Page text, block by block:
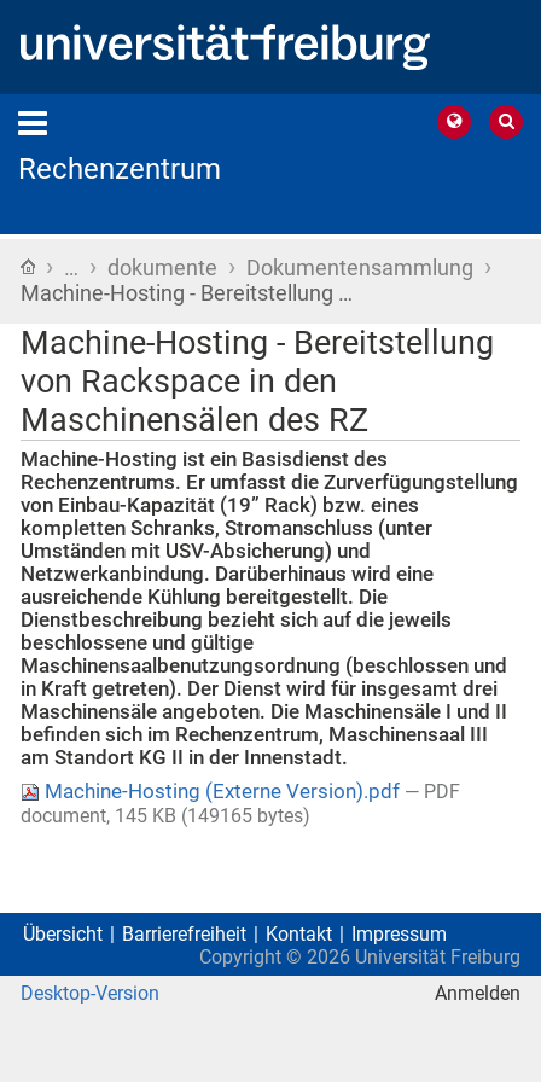
Rechenzentrum
Startseite
› … › dokumente › Dokumentensammlung ›
Machine-Hosting - Bereitstellung …
Machine-Hosting - Bereitstellung
von Rackspace in den
Maschinensälen des RZ
Machine-Hosting ist ein Basisdienst des
Rechenzentrums. Er umfasst die Zurverfügungstellung
von Einbau-Kapazität (19” Rack) bzw. eines
kompletten Schranks, Stromanschluss (unter
Umständen mit USV-Absicherung) und
Netzwerkanbindung. Darüberhinaus wird eine
ausreichende Kühlung bereitgestellt. Die
Dienstbeschreibung bezieht sich auf die jeweils
beschlossene und gültige
Maschinensaalbenutzungsordnung (beschlossen und
in Kraft getreten). Der Dienst wird für insgesamt drei
Maschinensäle angeboten. Die Maschinensäle I und II
befinden sich im Rechenzentrum, Maschinensaal III
am Standort KG II in der Innenstadt.
Machine-Hosting (Externe Version).pdf — PDF
document, 145 KB (149165 bytes)
Übersicht Barrierefreiheit Kontakt
Impressum
Copyright © 2026 Universität Freiburg
Desktop-Version
Anmelden